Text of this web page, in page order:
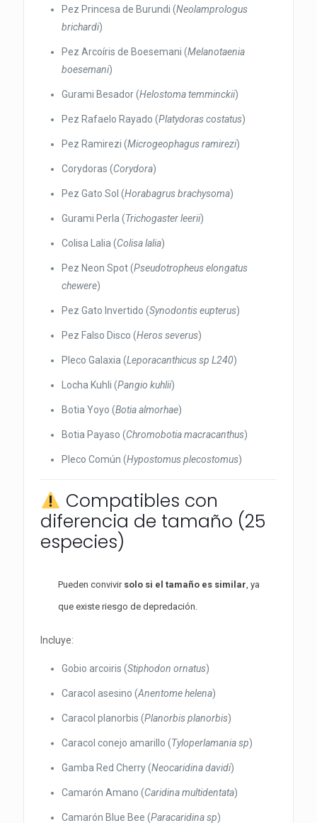
Pez Princesa de Burundi (Neolamprologus
brichardi)
Pez Arcoíris de Boesemani (Melanotaenia
boesemani)
Gurami Besador (Helostoma temminckii)
Pez Rafaelo Rayado (Platydoras costatus)
Pez Ramirezi (Microgeophagus ramirezi)
Corydoras (Corydora)
Pez Gato Sol (Horabagrus brachysoma)
Gurami Perla (Trichogaster leerii)
Colisa Lalia (Colisa lalia)
Pez Neon Spot (Pseudotropheus elongatus
chewere)
Pez Gato Invertido (Synodontis eupterus)
Pez Falso Disco (Heros severus)
Pleco Galaxia (Leporacanthicus sp L240)
Locha Kuhli (Pangio kuhlii)
Botia Yoyo (Botia almorhae)
Botia Payaso (Chromobotia macracanthus)
Pleco Común (Hypostomus plecostomus)
Compatibles con
diferencia de tamaño (25
especies)
Pueden convivir solo si el tamaño es similar, ya
que existe riesgo de depredación.
Incluye:
Gobio arcoiris (Stiphodon ornatus)
Caracol asesino (Anentome helena)
Caracol planorbis (Planorbis planorbis)
Caracol conejo amarillo (Tyloperlamania sp)
Gamba Red Cherry (Neocaridina davidi)
Camarón Amano (Caridina multidentata)
Camarón Blue Bee (Paracaridina sp)